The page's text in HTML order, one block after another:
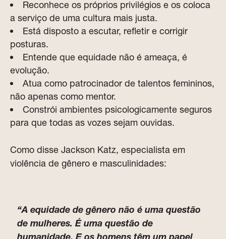
Reconhece os próprios privilégios e os coloca
a serviço de uma cultura mais justa.
Está disposto a escutar, refletir e corrigir
posturas.
Entende que equidade não é ameaça, é
evolução.
Atua como patrocinador de talentos femininos,
não apenas como mentor.
Constrói ambientes psicologicamente seguros
para que todas as vozes sejam ouvidas.
Como disse Jackson Katz, especialista em
violência de gênero e masculinidades:
“A equidade de gênero não é uma questão
de mulheres. É uma questão de